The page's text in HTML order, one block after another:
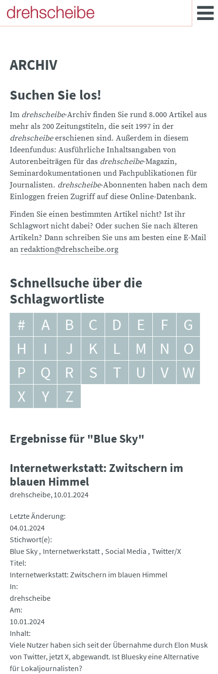
ARCHIV
Suchen Sie los!
Im drehscheibe-Archiv finden Sie rund 8.000 Artikel aus
mehr als 200 Zeitungstiteln, die seit 1997 in der
drehscheibeerschienen sind. Außerdem in diesem
Ideenfundus: Ausführliche Inhaltsangaben von
Autorenbeiträgen für das drehscheibe-Magazin,
Seminardokumentationen und Fachpublikationen für
Journalisten. drehscheibe-Abonnenten haben nach dem
Einloggen freien Zugriff auf diese Online-Datenbank.
Finden Sie einen bestimmten Artikel nicht? Ist ihr
Schlagwort nicht dabei? Oder suchen Sie nach älteren
Artikeln? Dann schreiben Sie uns am besten eine E-Mail
an redaktion@drehscheibe.org
Schnellsuche über die
Schlagwortliste
# A B C D E F
G
H
I J K L M N
O
P
Q R S T U V
W
X
Y Z
Ergebnisse für "Blue Sky"
Internetwerkstatt: Zwitschern im
blauen Himmel
drehscheibe 10.01.2024
Letzte Änderung
04.01.2024
Stichwort(e)
Blue Sky Internetwerkstatt Social Media Twitter/X
Titel
Internetwerkstatt: Zwitschern im blauen Himmel
In
drehscheibe
Am
10.01.2024
Inhalt
Viele Nutzer haben sich seit der Übernahme durch Elon Musk
von Twitter, jetzt X, abgewandt. Ist Bluesky eine Alternative
für Lokaljournalisten?